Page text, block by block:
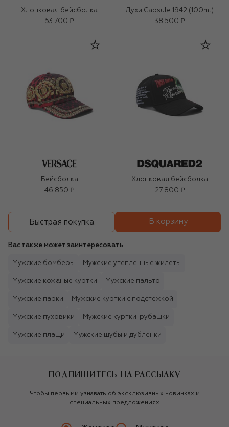
Хлопковая бейсболка
53 700 ₽
Духи Capsule 1942 (100ml)
38 500 ₽
Бейсболка
46 850 ₽
Хлопковая бейсболка
27 800 ₽
Быстрая покупка В корзину
Вас также может заинтересовать
Мужские бомберы Мужские утеплённые жилеты
Мужские кожаные куртки Мужские пальто
Мужские парки Мужские куртки с подстёжкой
Мужские пуховики Мужские куртки-рубашки
Мужские плащи Мужские шубы и дублёнки
ПОДПИШИТЕСЬ НА РАССЫЛКУ
Чтобы первыми узнавать об эксклюзивных новинках и
специальных предложениях